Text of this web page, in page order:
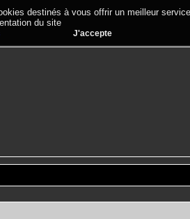
destinés à vous offrir un meilleur
du site
J'accepte